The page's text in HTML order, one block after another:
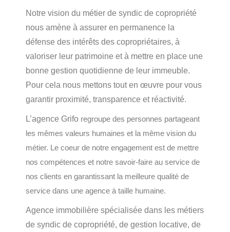
Notre vision du métier de syndic de copropriété
nous amène à assurer en permanence la
défense des intérêts des copropriétaires, à
valoriser leur patrimoine et à mettre en place une
bonne gestion quotidienne de leur immeuble.
Pour cela nous mettons tout en œuvre pour vous
garantir proximité, transparence et réactivité.
L’agence Grifo regroupe des personnes partageant
les mêmes valeurs humaines et la même vision du
métier. Le coeur de notre engagement est de mettre
nos compétences et notre savoir-faire au service de
nos clients en garantissant la meilleure qualité de
service dans une agence à taille humaine.
Agence immobilière spécialisée dans les métiers
de syndic de copropriété, de gestion locative, de